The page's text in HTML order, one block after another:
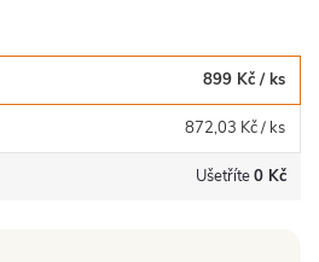
899 Kč / ks
872,03 Kč/ ks
Ušetříte0 Kč